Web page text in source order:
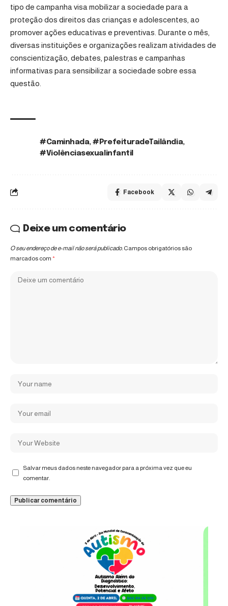
tipo de campanha visa mobilizar a sociedade para a
proteção dos direitos das crianças e adolescentes, ao
promover ações educativas e preventivas. Durante o mês,
diversas instituições e organizações realizam atividades de
conscientização, debates, palestras e campanhas
informativas para sensibilizar a sociedade sobre essa
questão.
#Caminhada,#PrefeituradeTailândia,
#Violênciasexualinfantil
Facebook
Deixe um comentário
O seu endereço de e-mail não será publicado. Campos obrigatórios são
marcados com *
Salvar meus dados neste navegador para a próxima vez que eu
comentar.